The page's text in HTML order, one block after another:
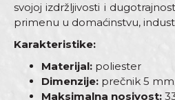
svojoj izdržljivosti i
primenu u domaćinstvu,
Karakteristike:
Materijal: poliester
Dimenzije: prečnik 5
Maksimalna nosivost: